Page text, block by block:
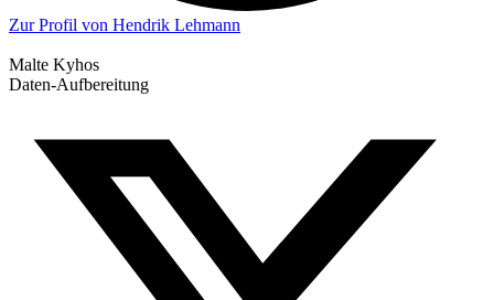
Zur Profil von Hendrik Lehmann
Malte Kyhos
Daten-Aufbereitung